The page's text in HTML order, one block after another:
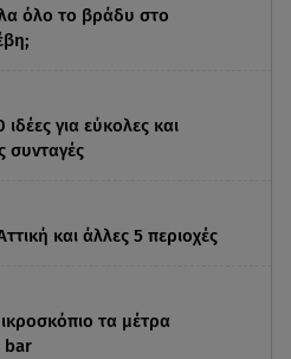
όλο το βράδυ στο
για εύκολες και
συνταγές
και άλλες 5 περιοχές
τα μέτρα
bar